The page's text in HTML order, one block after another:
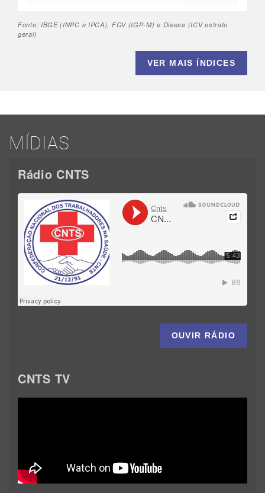
Fonte: IBGE (INPC e IPCA), FGV (IGP-M) e Dieese (ICV estrato
geral)
VER MAIS ÍNDICES
MÍDIAS
Rádio CNTS
OUVIR RÁDIO
CNTS TV